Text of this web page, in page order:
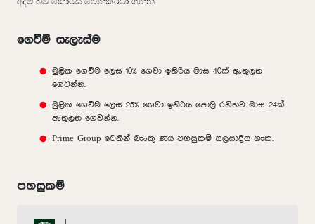
ගෙවීම් සැලැස්ම
මුලික ගෙවීම ලෙස 10% ගෙවා ඉතිරිය මාස 40ක් ඇතුලත
ගෙවන්න.
මුලික ගෙවීම ලෙස 25% ගෙවා ඉතිරිය පොලි රහිතව මාස 24ක්
ඇතුලත ගෙවන්න.
Prime Group වෙතින් බැංකු ණය පහසුකම් සලසාදිය හැක.
පහසුකම්